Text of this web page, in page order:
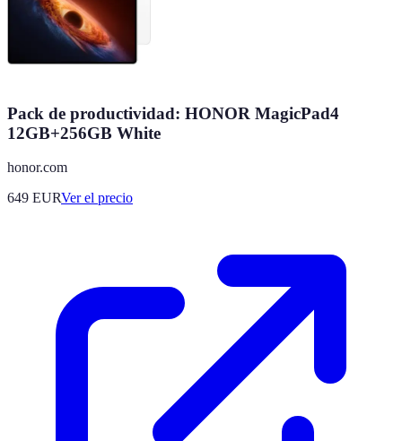
Pack de productividad: HONOR MagicPad4
12GB+256GB White
honor.com
649 EURVer el precio